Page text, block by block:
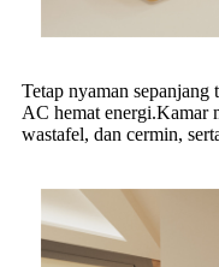
Tetap nyaman sepanjang
AC hemat energi.Kamar
wastafel, dan cermin,